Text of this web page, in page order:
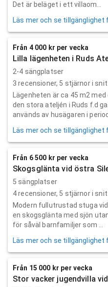
Det är beläget i ett villaom...
Läs mer och se
Från 4 000 kr per vecka
Lilla lägenheten i Ruds
2-4 sängplatser
3 recensioner, 5 stjärnor i
Lägenheten är ca 45 m2
den stora ateljén i Ruds f.d
används av husägaren i
Läs mer och se
Från 6 500 kr per vecka
Skogsglänta vid östra
5 sängplatser
4recensioner, 5 stjärnor i
Modern fullutrustad stuga
en skogsglänta med sjön
för såväl barnfamiljer som ...
Läs mer och se
Från 15 000 kr per vecka
Stor vacker jugendvilla